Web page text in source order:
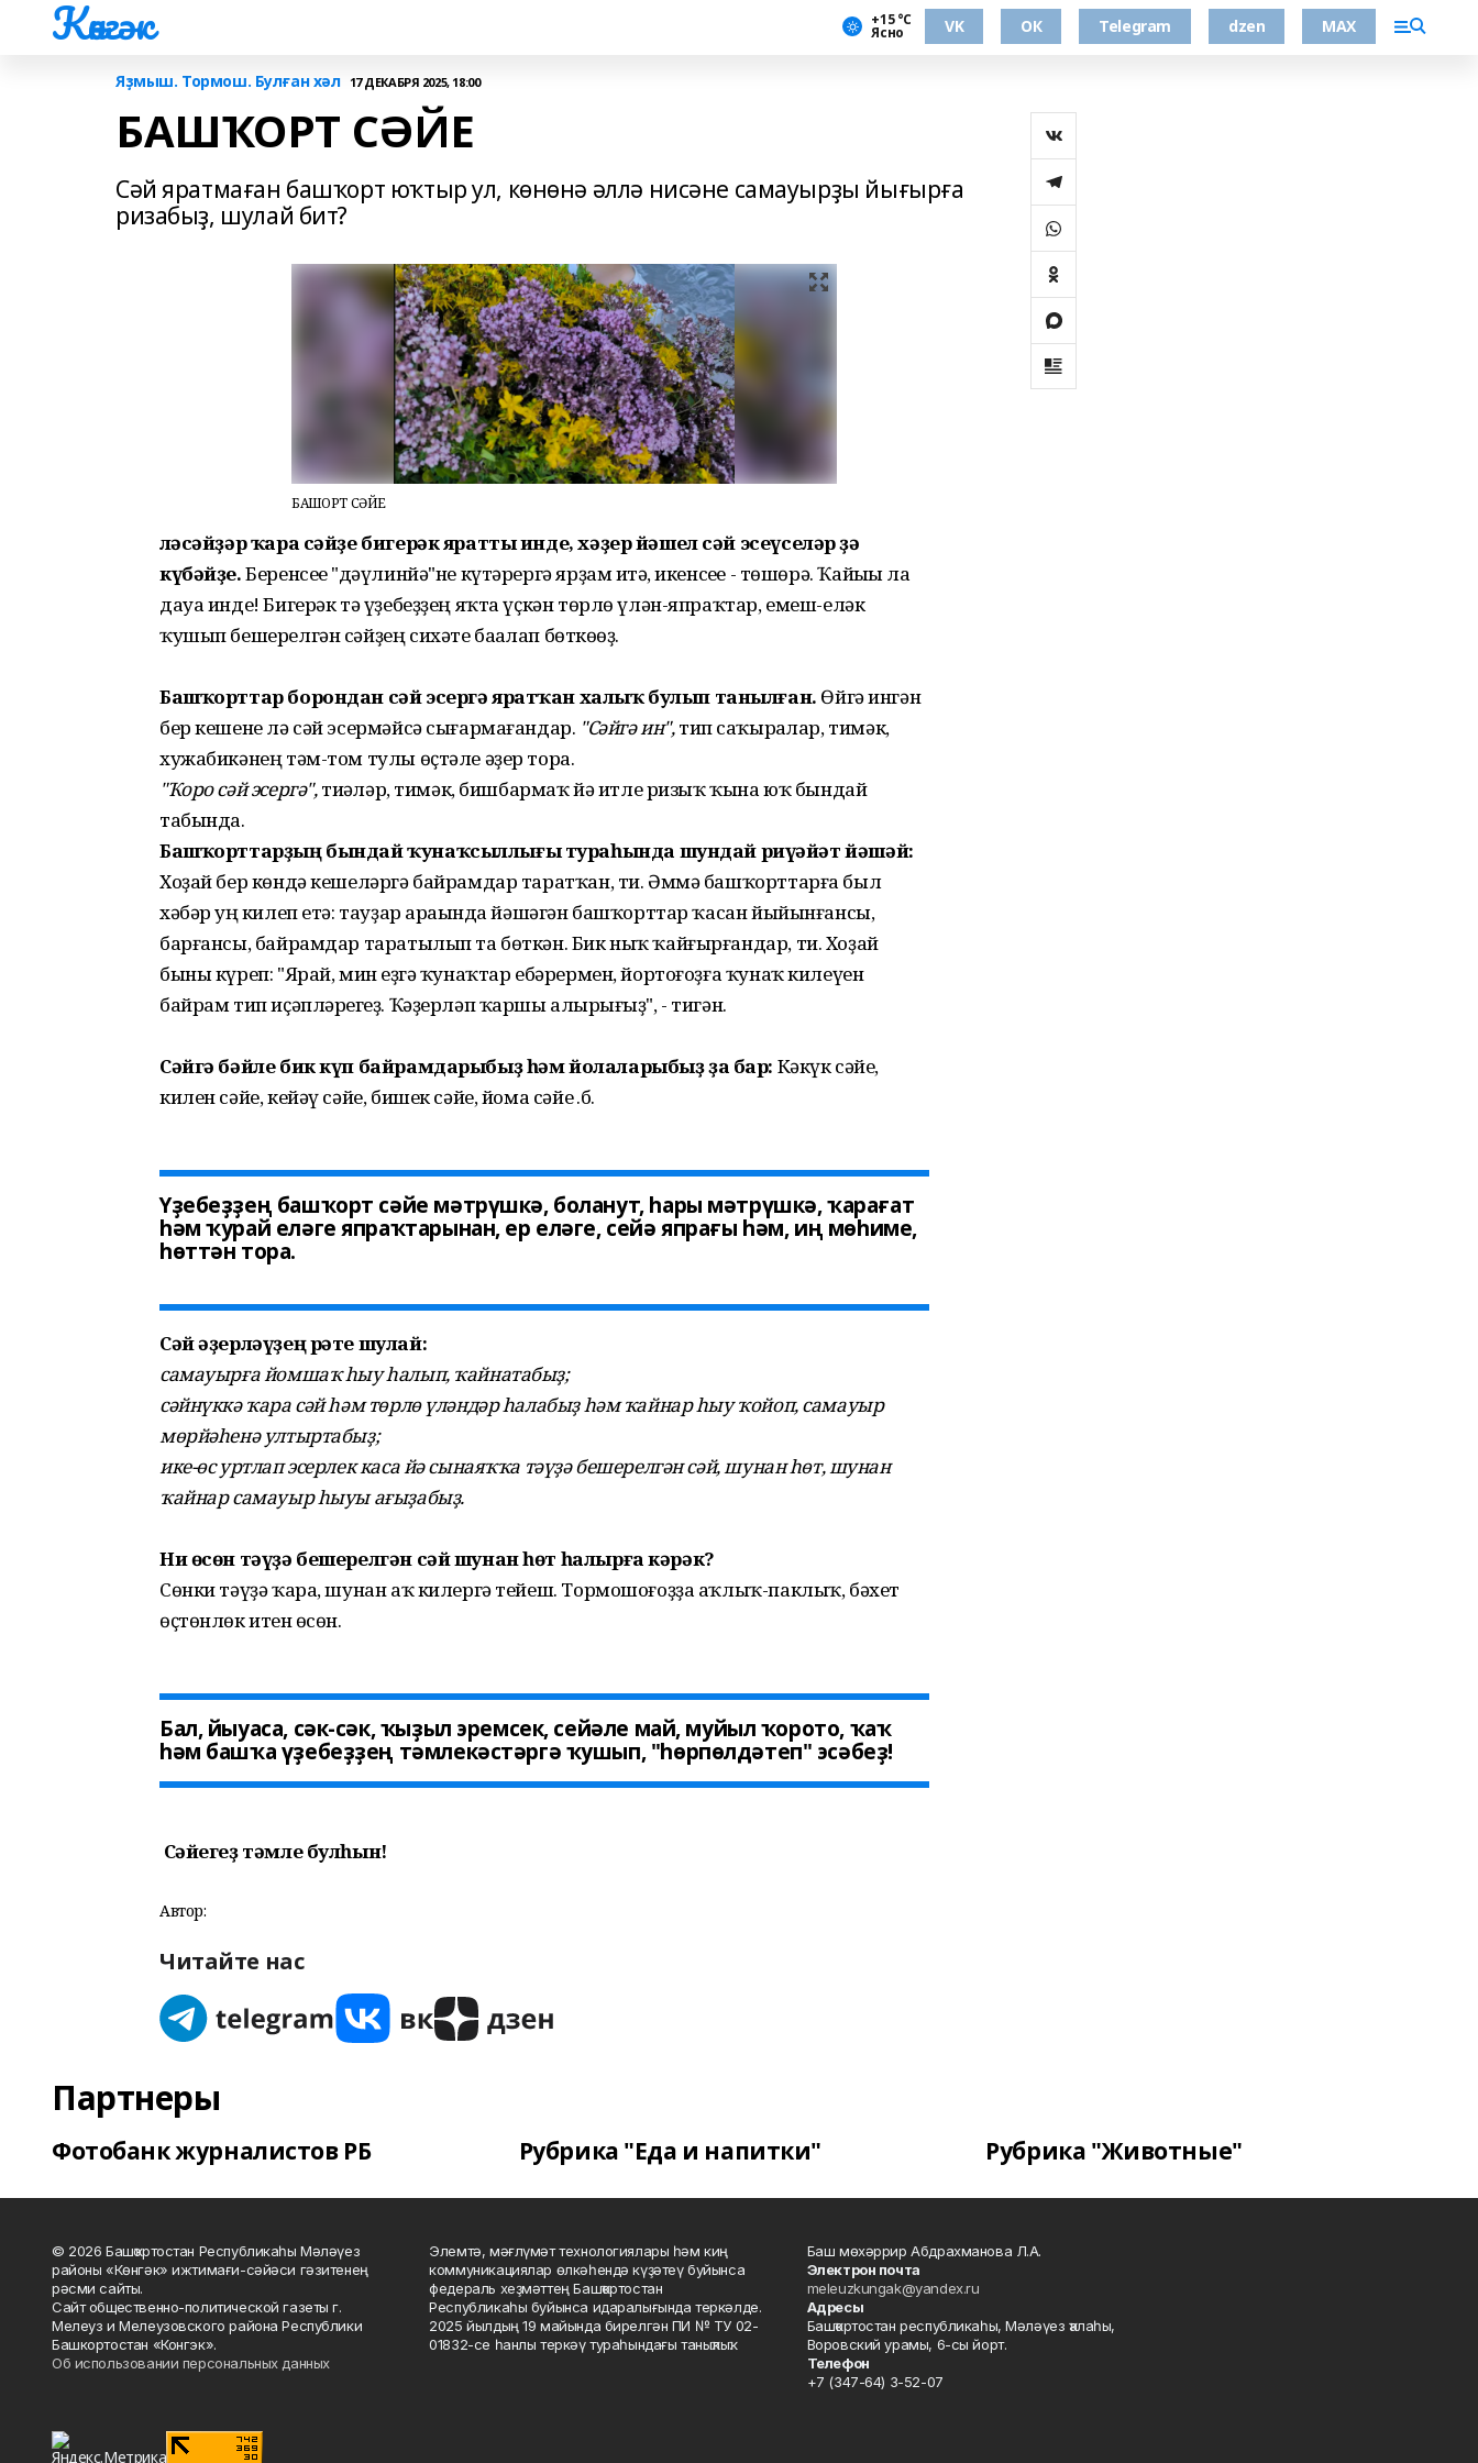
Көнгәк +15 °С
Ясно VK ОК Telegram dzen MAX
Яҙмыш. Тормош. Булған хәл 17 ДЕКАБРЯ 2025, 18:00
БАШҠОРТ СӘЙЕ
Сәй яратмаған башҡорт юҡтыр ул, көнөнә әллә нисәне самауырҙы йығырға
ризабыҙ, шулай бит?
БАШҠОРТ СӘЙЕ
Өләсәйҙәр ҡара сәйҙе бигерәк яратты инде, хәҙер йәшел сәй эсеүселәр ҙә
күбәйҙе.Беренсеһе "дәүлинйә"не күтәрергә ярҙам итһә, икенсеһе - төшөрә. Ҡайһыһы ла
дауа инде! Бигерәк тә үҙебеҙҙең яҡта үҫкән төрлө үлән-япраҡтар, емеш-еләк
ҡушып бешерелгән сәйҙең сихәте баһалап бөткөһөҙ.
Башҡорттар борондан сәй эсергә яратҡан халыҡ булып танылған. Өйгә ингән
бер кешене лә сәй эсермәйсә сығармағандар. "Сәйгә ин",тип саҡырһалар, тимәк,
хужабикәнең тәм-том тулы өҫтәле әҙер тора.
"Ҡоро сәй эсергә",тиһәләр, тимәк, бишбармаҡ йә итле ризыҡ ҡына юҡ бындай
табында.
Башҡорттарҙың бындай ҡунаҡсыллығы тураһында шундай риүәйәт йәшәй:
Хоҙай бер көндә кешеләргә байрамдар таратҡан, ти. Әммә башҡорттарға был
хәбәр һуң килеп етә: тауҙар араһында йәшәгән башҡорттар ҡасан йыйынғансы,
барғансы, байрамдар таратылып та бөткән. Бик ныҡ ҡайғырғандар, ти. Хоҙай
быны күреп: "Ярай, мин һеҙгә ҡунаҡтар ебәрермен, йортоғоҙға ҡунаҡ килеүен
байрам тип иҫәпләрһегеҙ. Ҡәҙерләп ҡаршы алырһығыҙ", - тигән.
Сәйгә бәйле бик күп байрамдарыбыҙ һәм йолаларыбыҙ ҙа бар: Кәкүк сәйе,
килен сәйе, кейәү сәйе, бишек сәйе, йома сәйе һ.б.
Үҙебеҙҙең башҡорт сәйе мәтрүшкә, боланут, һары мәтрүшкә, ҡарағат
һәм ҡурай еләге япраҡтарынан, ер еләге, сейә япрағы һәм, иң мөһиме,
һөттән тора.
Сәй әҙерләүҙең рәте шулай:
самауырға йомшаҡ һыу һалып, ҡайнатабыҙ;
сәйнүккә ҡара сәй һәм төрлө үләндәр һалабыҙ һәм ҡайнар һыу ҡойоп, самауыр
мөрйәһенә ултыртабыҙ;
ике-өс уртлап эсерлек каса йә сынаяҡҡа тәүҙә бешерелгән сәй, шунан һөт, шунан
ҡайнар самауыр һыуы ағыҙабыҙ.
Ни өсөн тәүҙә бешерелгән сәй шунан һөт һалырға кәрәк?
Сөнки тәүҙә ҡара, шунан аҡ килергә тейеш. Тормошоғоҙҙа аҡлыҡ-паклыҡ, бәхет
өҫтөнлөк итһен өсөн.
Бал, йыуаса, сәк-сәк, ҡыҙыл эремсек, сейәле май, муйыл ҡорото, ҡаҡ
һәм башҡа үҙебеҙҙең тәмлекәстәргә ҡушып, "һөрпөлдәтеп" эсәбеҙ!
Сәйегеҙ тәмле булһын!
Автор:
Читайте нас
Партнеры
Фотобанк журналистов РБ Рубрика "Еда и напитки" Рубрика "Животные"
© 2026 Башҡортостан Республикаһы Мәләүез
районы «Көнгәк» ижтимағи-сәйәси гәзитенең
рәсми сайты.
Сайт общественно-политической газеты г.
Мелеуз и Мелеузовского района Республики
Башкортостан «Конгэк».
Об использовании персональных данных
Элемтә, мәғлүмәт технологиялары һәм киң
коммуникациялар өлкәһендә күҙәтеү буйынса
федераль хеҙмәттең Башҡортостан
Республикаһы буйынса идаралығында теркәлде.
2025 йылдың 19 майында бирелгән ПИ № ТУ 02-
01832-се һанлы теркәү тураһындағы таныҡлыҡ.
Баш мөхәррир Абдрахманова Л.А.
Электрон почта
meleuzkungak@yandex.ru
Адресы
Башҡортостан республикаһы, Мәләүез ҡалаһы,
Воровский урамы, 6-сы йорт.
Телефон
+7 (347-64) 3-52-07